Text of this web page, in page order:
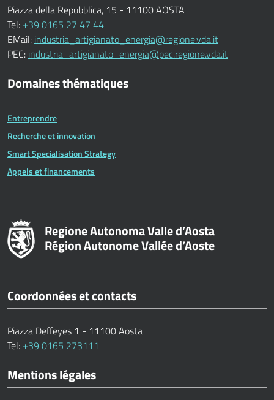
Piazza della Repubblica, 15 - 11100 AOSTA
Tel: +39 0165 27 47 44
EMail: industria_artigianato_energia@regione.vda.it
PEC: industria_artigianato_energia@pec.regione.vda.it
Domaines thématiques
Entreprendre
Recherche et innovation
Smart Specialisation Strategy
Appels et financements
Regione Autonoma Valle d’Aosta
Région Autonome Vallée d’Aoste
Coordonnées et contacts
Piazza Deffeyes 1 - 11100 Aosta
Tel: +39 0165 273111
Mentions légales